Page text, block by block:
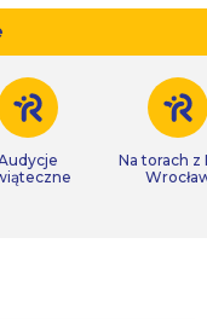
Na torach z